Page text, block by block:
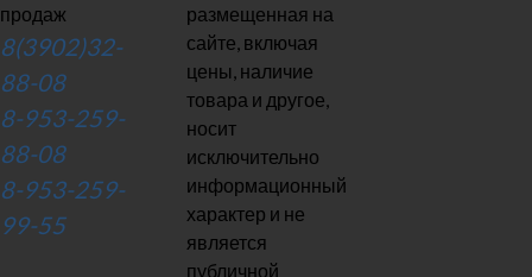
продаж
8(3902)32-
88-08
8-953-259-
88-08
8-953-259-
99-55
размещенная на
сайте, включая
цены, наличие
товара и другое,
носит
исключительно
информационный
характер и не
является
публичной